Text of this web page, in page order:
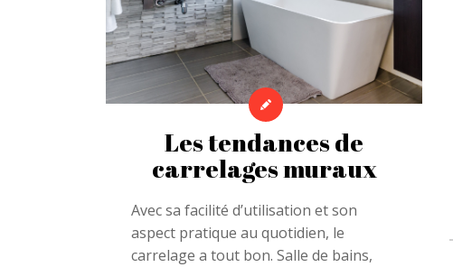
Les tendances de
carrelages muraux
Avec sa facilité d’utilisation et son
aspect pratique au quotidien, le
carrelage a tout bon. Salle de bains,